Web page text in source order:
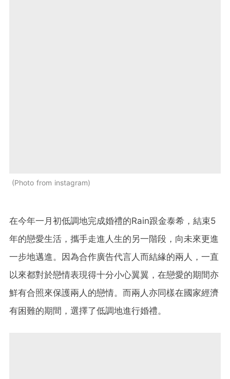
Photo from instagram
在今年一月初低調地完成婚禮的Rain跟金泰希，結束5
年的戀愛生活，攜手走進人生的另一階段，向未來更進
一步地邁進。因為合作廣告代言人而結緣的兩人，一直
以來都對於戀情表現得十分小心翼翼，在戀愛的期間亦
鮮有合照來保護兩人的戀情。而兩人亦同樣在國家經濟
有困難的期間，選擇了低調地進行婚禮。